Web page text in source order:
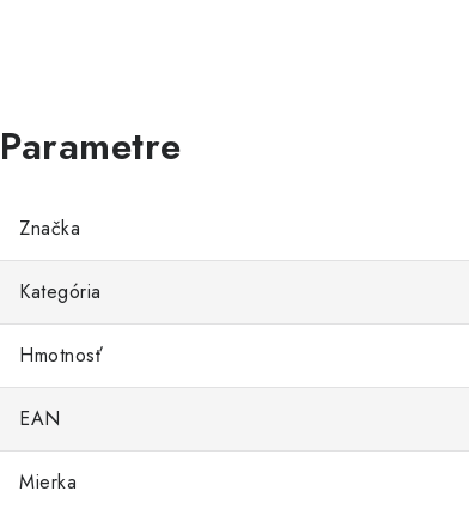
Značka
Kategória
Hmotnosť
EAN
Mierka